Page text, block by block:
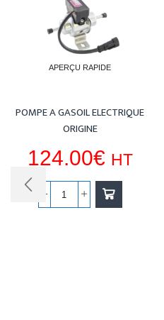
APERÇU RAPIDE
POMPE A GASOIL ELECTRIQUE
ORIGINE
124.00€ HT
quantité